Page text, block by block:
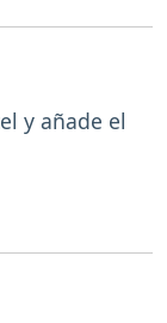
y añade el